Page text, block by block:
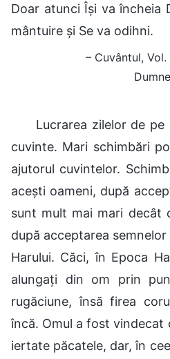
Doar atunci Își va încheia
mântuire și Se va odihni.
– Cuvântul,
Lucrarea zilelor de
cuvinte. Mari schimbări
ajutorul cuvintelor.
acești oameni, după
sunt mult mai mari decât
după acceptarea
Harului. Căci, în Epoca
alungați din om prin
rugăciune, însă firea
încă. Omul a fost vindecat
iertate păcatele, dar, în